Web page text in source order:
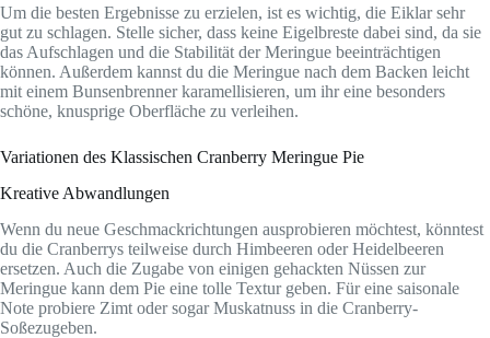
Um die besten Ergebnisse zu erzielen, ist es wichtig, die Eiklar sehr
gut zu schlagen. Stelle sicher, dass keine Eigelbreste dabei sind, da sie
das Aufschlagen und die Stabilität der Meringue beeinträchtigen
können. Außerdem kannst du die Meringue nach dem Backen leicht
mit einem Bunsenbrenner karamellisieren, um ihr eine besonders
schöne, knusprige Oberfläche zu verleihen.
Variationen des Klassischen Cranberry Meringue Pie
Kreative Abwandlungen
Wenn du neue Geschmackrichtungen ausprobieren möchtest, könntest
du die Cranberrys teilweise durch Himbeeren oder Heidelbeeren
ersetzen. Auch die Zugabe von einigen gehackten Nüssen zur
Meringue kann dem Pie eine tolle Textur geben. Für eine saisonale
Note probiere Zimt oder sogar Muskatnuss in die Cranberry-
Soßezugeben.